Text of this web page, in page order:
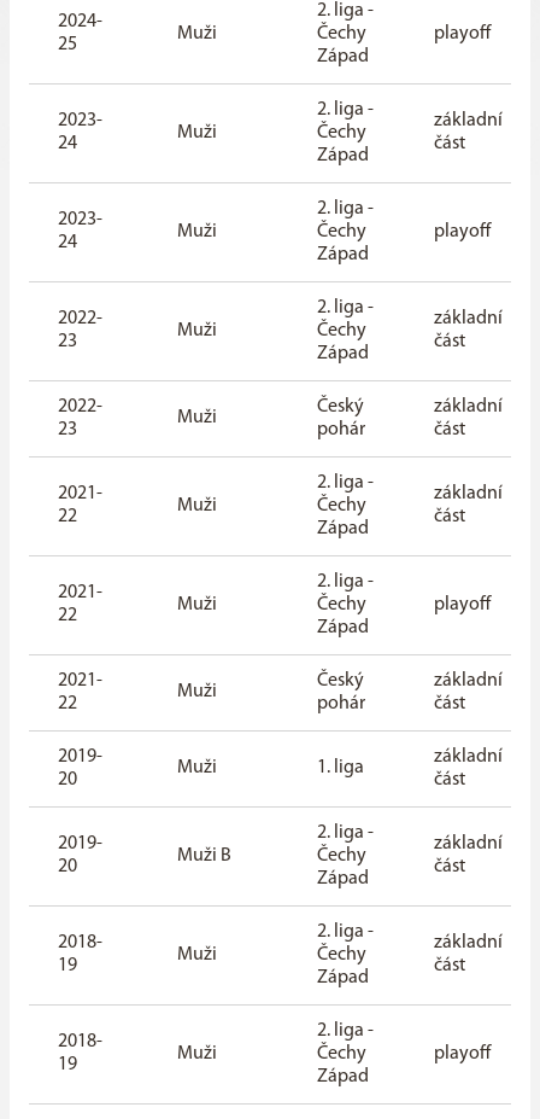
2024-
25
Muži
2. liga -
Čechy
Západ
playoff
2023-
24
Muži
2. liga -
Čechy
Západ
základní
část
2023-
24
Muži
2. liga -
Čechy
Západ
playoff
2022-
23
Muži
2. liga -
Čechy
Západ
základní
část
2022-
23
Muži
Český
pohár
základní
část
2021-
22
Muži
2. liga -
Čechy
Západ
základní
část
2021-
22
Muži
2. liga -
Čechy
Západ
playoff
2021-
22
Muži
Český
pohár
základní
část
2019-
20
Muži 1. liga
základní
část
2019-
20
Muži B
2. liga -
Čechy
Západ
základní
část
2018-
19
Muži
2. liga -
Čechy
Západ
základní
část
2018-
19
Muži
2. liga -
Čechy
Západ
playoff